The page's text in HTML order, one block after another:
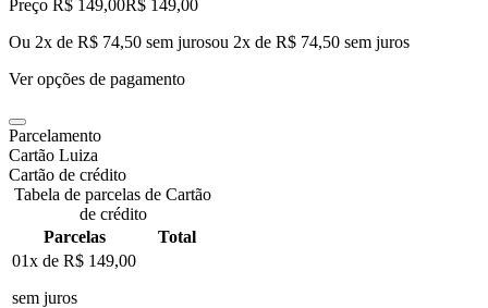
Preço R$ 149,00R$ 149,00
Ou 2x de R$ 74,50 sem jurosou 2x de R$ 74,50 sem juros
Ver opções de pagamento
Parcelamento
Cartão Luiza
Cartão de crédito
Tabela de parcelas de Cartão
de crédito
Parcelas
Total
01x de R$ 149,00
sem juros